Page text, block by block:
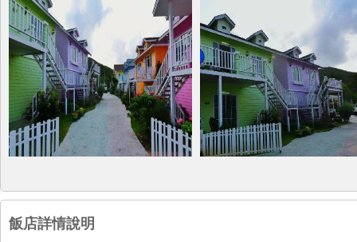
飯店詳情說明